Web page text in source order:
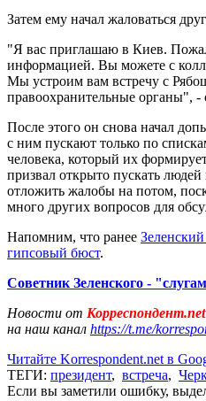
Затем ему начал жаловаться
"Я вас приглашаю в Киев.
информацией. Вы можете с
Мы устроим вам встречу с
правоохранительные органы", -
После этого он снова начал
с ним пускают только по
человека, который их
призвал открыто пускать
отложить жалобы на потом,
много других вопросов для
Напомним, что ранее
гипсовый бюст.
Советник Зеленского -
Новости от Корреспондент.net
на наш канал https://t.me/
Читайте Korrespondent.net в
ТЕГИ: президент, встреча,
Если вы заметили ошибку,